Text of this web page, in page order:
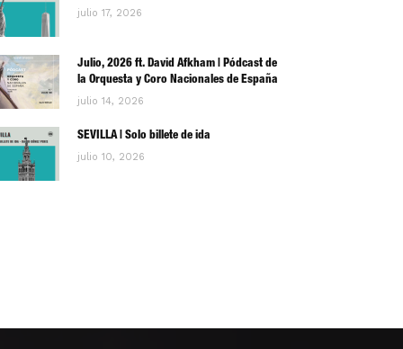
julio 17, 2026
Julio, 2026 ft. David Afkham | Pódcast de
la Orquesta y Coro Nacionales de España
julio 14, 2026
SEVILLA | Solo billete de ida
julio 10, 2026